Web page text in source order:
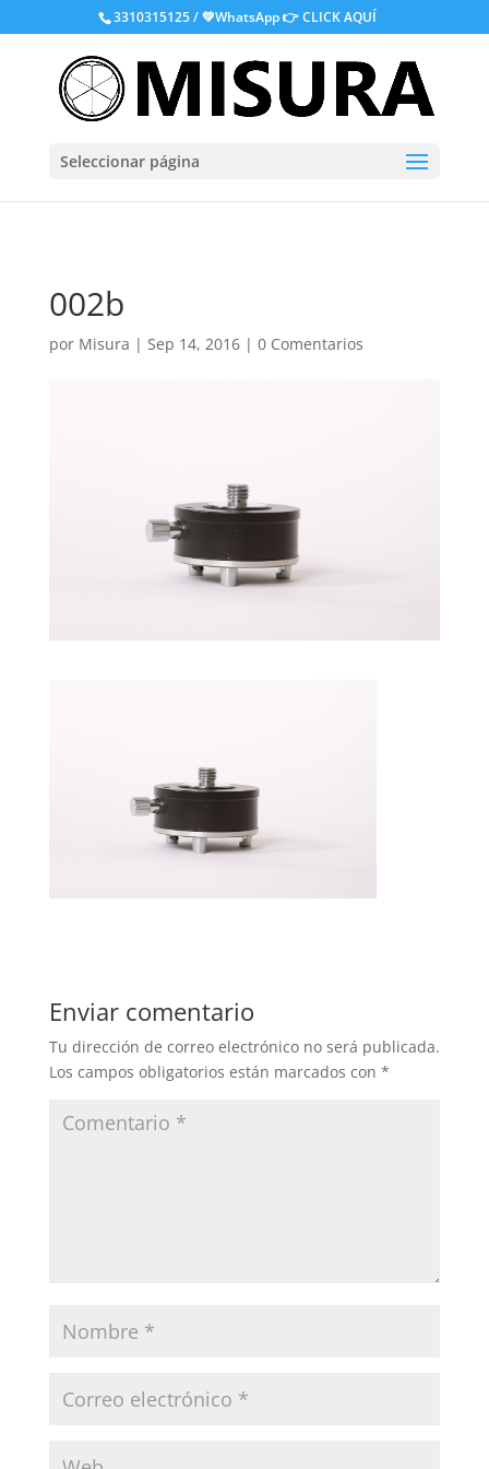
3310315125 / 💚WhatsApp👉 CLICK AQUÍ
Seleccionar página
002b
por Misura | Sep 14, 2016| 0 Comentarios
Enviar comentario
Tu dirección de correo electrónico no será publicada.
Los campos obligatorios están marcados con *